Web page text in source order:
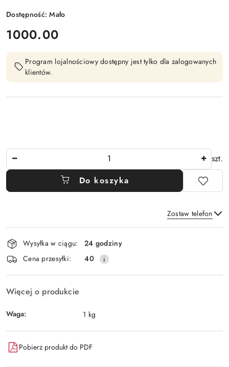
Dostępność:Mało
cena:
1000.00
Program lojalnościowy dostępny jest tylko dla zalogowanych
klientów.
szt.
Do koszyka
Zostaw telefon
Wyślij
Dostępność
i
dostawa
Wysyłka w ciągu:
24 godziny
Cena przesyłki:
40
Więcej o produkcie
Waga: 1 kg
Pobierz produkt do PDF